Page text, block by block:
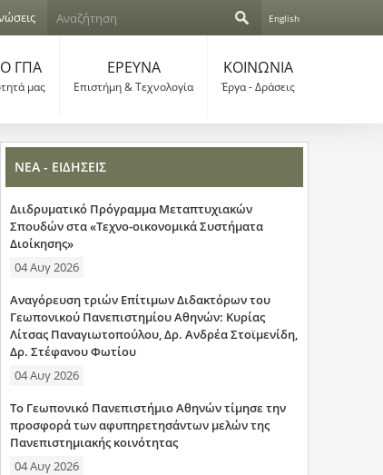
Φ
μ
α
α
ν
ζ
ή
τ
η
σ
ζ
ή
τ
σ
η
English
ΓΠΑ
μας
ΕΡΕΥΝΑ
Επιστήμη & Τεχνολογία
ΚΟΙΝΩΝΙΑ
Έργα - Δράσεις
ΝΕΑ - ΕΙΔΗΣΕΙΣ
Διιδρυματικό Πρόγραμμα Μεταπτυχιακών
Σπουδών στα «Τεχνο-οικονομικά Συστήματα
Διοίκησης»
04 Αυγ 2026
Αναγόρευση τριών Επίτιμων Διδακτόρων του
Γεωπονικού Πανεπιστημίου Αθηνών: Κυρίας
Λίτσας Παναγιωτοπούλου, Δρ. Ανδρέα Στοϊμενίδη,
Δρ. Στέφανου Φωτίου
04 Αυγ 2026
Το Γεωπονικό Πανεπιστήμιο Αθηνών τίμησε την
προσφορά των αφυπηρετησάντων μελών της
Πανεπιστημιακής κοινότητας
04 Αυγ 2026